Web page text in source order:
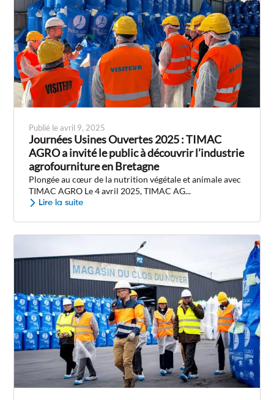
Publié le avril 9, 2025
Journées Usines Ouvertes 2025 : TIMAC
AGRO a invité le public à découvrir l’industrie
agrofourniture en Bretagne
Plongée au cœur de la nutrition végétale et animale avec
TIMAC AGRO Le 4 avril 2025, TIMAC AG...
Lire la suite